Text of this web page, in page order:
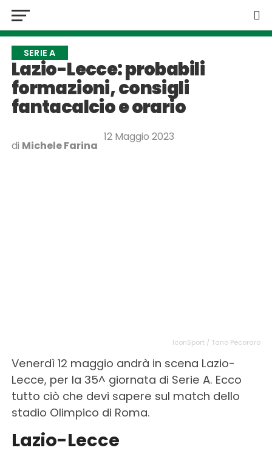
SERIE A
Lazio-Lecce: probabili
formazioni, consigli
fantacalcio e orario
di Michele Farina
12 Maggio 2023
IconSport / Tano Pecoraro
Venerdì 12 maggio andrà in scena Lazio-
Lecce, per la 35^ giornata di Serie A. Ecco
tutto ciò che devi sapere sul match dello
stadio Olimpico di Roma.
Lazio-Lecce